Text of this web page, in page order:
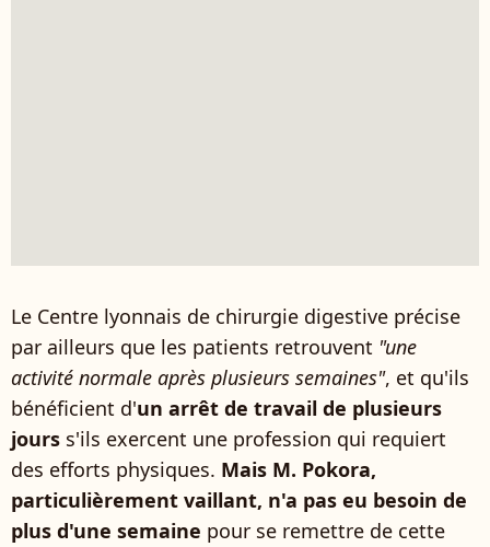
Le Centre lyonnais de chirurgie digestive précise
par ailleurs que les patients retrouvent "une
activité normale après plusieurs semaines", et qu'ils
bénéficient d'un arrêt de travail de plusieurs
jours s'ils exercent une profession qui requiert
des efforts physiques. Mais M. Pokora,
particulièrement vaillant, n'a pas eu besoin de
plus d'une semaine pour se remettre de cette